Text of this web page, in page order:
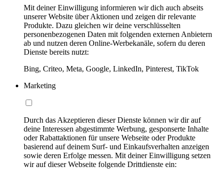
Mit deiner Einwilligung informieren wir dich auch abseits
unserer Website über Aktionen und zeigen dir relevante
Produkte. Dazu gleichen wir deine verschlüsselten
personenbezogenen Daten mit folgenden externen Anbietern
ab und nutzen deren Online-Werbekanäle, sofern du deren
Dienste bereits nutzt:
Bing, Criteo, Meta, Google, LinkedIn, Pinterest, TikTok
Marketing
Durch das Akzeptieren dieser Dienste können wir dir auf
deine Interessen abgestimmte Werbung, gesponserte Inhalte
oder Rabattaktionen für unsere Webseite oder Produkte
basierend auf deinem Surf- und Einkaufsverhalten anzeigen
sowie deren Erfolge messen. Mit deiner Einwilligung setzen
wir auf dieser Webseite folgende Drittdienste ein: